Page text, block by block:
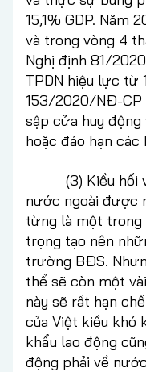
15,1% GDP. Năm
và trong vòng 4
Nghị định 81/
TPDN hiệu lực từ
153/2020/NĐ-CP
sập cửa huy
hoặc đáo hạn
(3) Kiều hối
nước ngoài được
từng là một trong
trọng tạo nên
trường BĐS.
thể sẽ còn một
này sẽ rất hạn
của Việt kiều khó
khẩu lao động
động phải về